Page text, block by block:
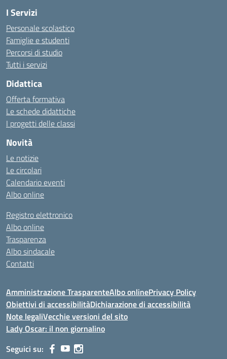
I Servizi
Personale scolastico
Famiglie e studenti
Percorsi di studio
Tutti i servizi
Didattica
Offerta formativa
Le schede didattiche
I progetti delle classi
Novità
Le notizie
Le circolari
Calendario eventi
Albo online
Registro elettronico
Albo online
Trasparenza
Albo sindacale
Contatti
Amministrazione TrasparenteAlbo onlinePrivacy Policy
Obiettivi di accessibilitàDichiarazione di accessibilità
Note legaliVecchie versioni del sito
Lady Oscar: il non giornalino
Seguici su: